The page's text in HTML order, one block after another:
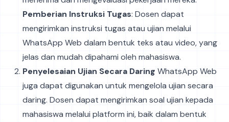
Pemberian Instruksi Tugas: Dosen dapat
mengirimkan instruksi tugas atau ujian melalui
WhatsApp Web dalam bentuk teks atau video, yang
jelas dan mudah dipahami oleh mahasiswa.
Penyelesaian Ujian Secara Daring WhatsApp Web
juga dapat digunakan untuk mengelola ujian secara
daring. Dosen dapat mengirimkan soal ujian kepada
mahasiswa melalui platform ini, baik dalam bentuk